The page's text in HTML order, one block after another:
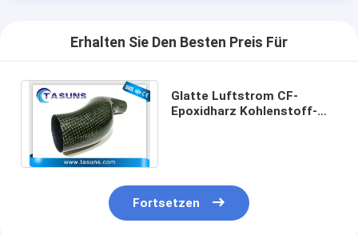
Erhalten Sie Den Besten Preis Für
Glatte Luftstrom CF-
Epoxidharz Kohlenstoff-
Fortsetzen